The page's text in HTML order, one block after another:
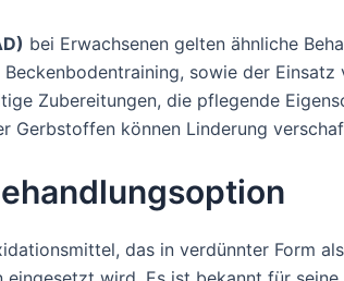
bei Erwachsenen gelten ähnliche
sowie der
Zubereitungen, die pflegende
Gerbstoffen können Linderung
das in verdünnter Form